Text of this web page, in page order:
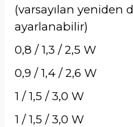
(varsayılan yeniden
ayarlanabilir)
0,8 / 1,3 / 2,5 W
0,9 / 1,4 / 2,6 W
1 / 1,5 / 3,0 W
1 / 1,5 / 3,0 W